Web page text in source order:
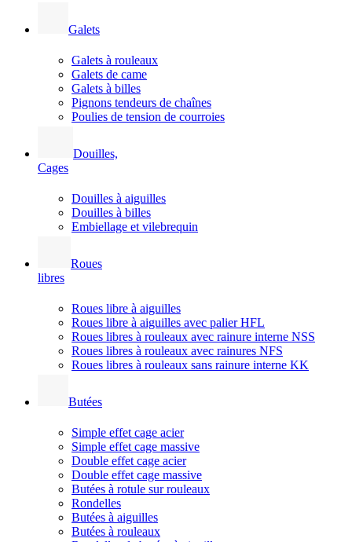
Galets
Galets à rouleaux
Galets de came
Galets à billes
Pignons tendeurs de chaînes
Poulies de tension de courroies
Douilles,
Cages
Douilles à aiguilles
Douilles à billes
Embiellage et vilebrequin
Roues
libres
Roues libre à aiguilles
Roues libre à aiguilles avec palier HFL
Roues libres à rouleaux avec rainure interne NSS
Roues libres à rouleaux avec rainures NFS
Roues libres à rouleaux sans rainure interne KK
Butées
Simple effet cage acier
Simple effet cage massive
Double effet cage acier
Double effet cage massive
Butées à rotule sur rouleaux
Rondelles
Butées à aiguilles
Butées à rouleaux